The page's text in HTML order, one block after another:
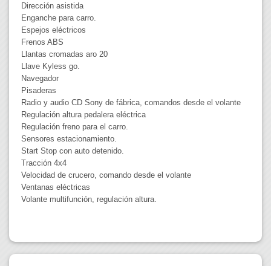
Dirección asistida
Enganche para carro.
Espejos eléctricos
Frenos ABS
Llantas cromadas aro 20
Llave Kyless go.
Navegador
Pisaderas
Radio y audio CD Sony de fábrica, comandos desde el volante
Regulación altura pedalera eléctrica
Regulación freno para el carro.
Sensores estacionamiento.
Start Stop con auto detenido.
Tracción 4x4
Velocidad de crucero, comando desde el volante
Ventanas eléctricas
Volante multifunción, regulación altura.